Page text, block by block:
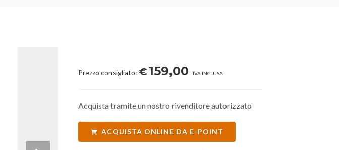
Prezzo consigliato: €159,00 IVA INCLUSA
Acquista tramite un nostro rivenditore autorizzato
ACQUISTA ONLINE DA E-POINT